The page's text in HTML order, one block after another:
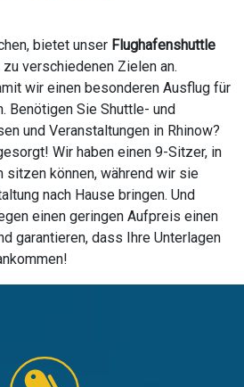
bietet unser Flughafenshuttle
verschiedenen Zielen an.
wir einen besonderen Ausflug für
Benötigen Sie Shuttle- und
und Veranstaltungen in Rhinow?
Wir haben einen 9-Sitzer, in
sitzen können, während wir sie
nach Hause bringen. Und
einen geringen Aufpreis einen
garantieren, dass Ihre Unterlagen